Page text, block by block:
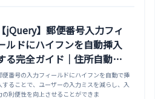
【jQuery】郵便番号入力フィ
ルドにハイフンを自動挿入
る完全ガイド｜住所自動入
・バリデーション・ペース
対応まで
便番号の入力フィールドにハイフンを自動で挿
することで、ユーザーの入力ミスを減らし、入
の利便性を向上させることができま